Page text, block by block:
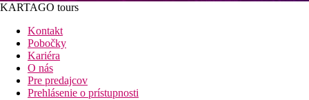
KARTAGO tours
Kontakt
Pobočky
Kariéra
O nás
Pre predajcov
Prehlásenie o prístupnosti